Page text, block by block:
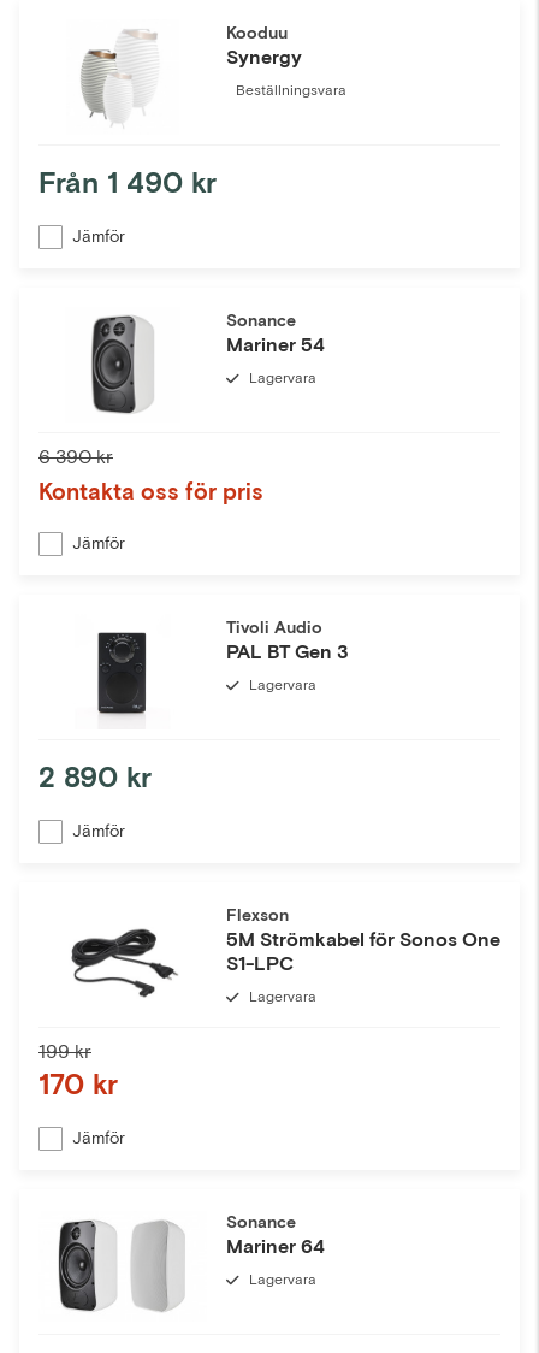
Kooduu
Synergy
Beställningsvara
Från 1 490 kr
Jämför
Sonance
Mariner 54
Lagervara
6 390 kr
Kontakta oss för pris
Jämför
Tivoli Audio
PAL BT Gen 3
Lagervara
2 890 kr
Jämför
Flexson
5M Strömkabel för Sonos One
S1-LPC
Lagervara
199 kr
170 kr
Jämför
Sonance
Mariner 64
Lagervara